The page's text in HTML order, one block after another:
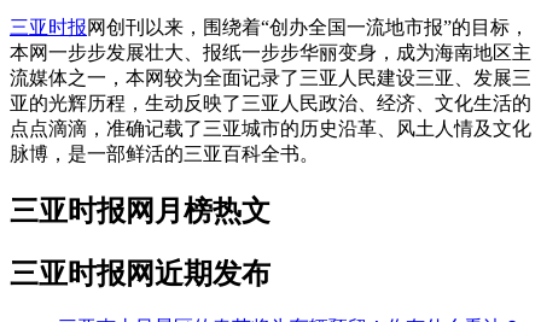
三亚时报网创刊以来，围绕着“创办全国一流地市报”的目标，
本网一步步发展壮大、报纸一步步华丽变身，成为海南地区主
流媒体之一，本网较为全面记录了三亚人民建设三亚、发展三
亚的光辉历程，生动反映了三亚人民政治、经济、文化生活的
点点滴滴，准确记载了三亚城市的历史沿革、风土人情及文化
脉博，是一部鲜活的三亚百科全书。
三亚时报网月榜热文
三亚时报网近期发布